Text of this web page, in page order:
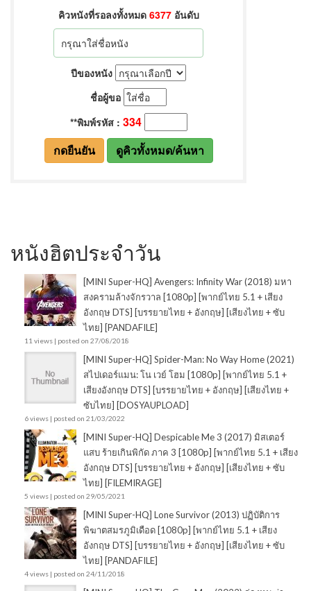
หนังฮิตประจำวัน
[MINI Super-HQ] Avengers: Infinity War (2018) มหา
สงครามล้างจักรวาล [1080p] [พากย์ไทย 5.1 + เสียง
อังกฤษ DTS] [บรรยายไทย + อังกฤษ] [เสียงไทย + ซับ
ไทย] [PANDAFILE]
11 views | posted on 27/08/2018
[MINI Super-HQ] Spider-Man: No Way Home (2021)
สไปเดอร์แมน: โน เวย์ โฮม [1080p] [พากย์ไทย 5.1 +
เสียงอังกฤษ DTS] [บรรยายไทย + อังกฤษ] [เสียงไทย +
ซับไทย] [DOSYAUPLOAD]
6 views | posted on 21/03/2022
[MINI Super-HQ] Despicable Me 3 (2017) มิสเตอร์
แสบ ร้ายเกินพิกัด ภาค 3 [1080p] [พากย์ไทย 5.1 + เสียง
อังกฤษ DTS] [บรรยายไทย + อังกฤษ] [เสียงไทย + ซับ
ไทย] [FILEMIRAGE]
5 views | posted on 29/05/2021
[MINI Super-HQ] Lone Survivor (2013) ปฏิบัติการ
พิฆาตสมรภูมิเดือด [1080p] [พากย์ไทย 5.1 + เสียง
อังกฤษ DTS] [บรรยายไทย + อังกฤษ] [เสียงไทย + ซับ
ไทย] [PANDAFILE]
4 views | posted on 24/11/2018